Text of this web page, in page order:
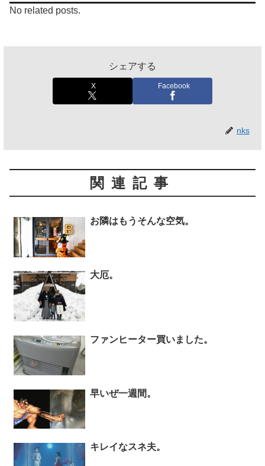
No related posts.
シェアする
X Facebook
nks
関連記事
お隣はもうそんな空気。
大厄。
ファンヒーター買いました。
早いぜ一週間。
キレイなスネ夫。